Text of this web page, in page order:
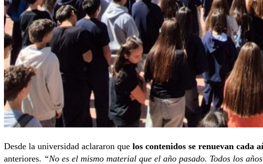
Desde la universidad aclararon que los contenidos se renuevan cada
anteriores. “No es el mismo material que el año pasado. Todos los